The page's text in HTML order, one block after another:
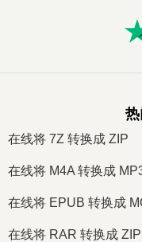
在线将 7Z 转换成 ZIP
在线将 M4A 转换成
在线将 EPUB 转换成
在线将 RAR 转换成 ZIP